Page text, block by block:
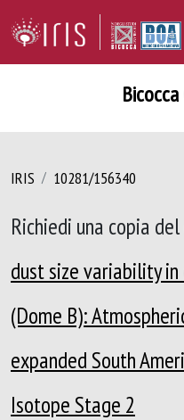
IRIS 10281/156340
Richiedi una copia
dust size variability
(Dome B):
expanded South
Isotope Stage 2